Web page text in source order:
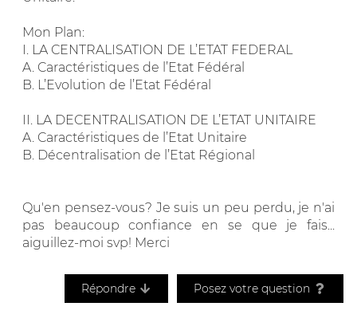
Mon Plan:
I. LA CENTRALISATION DE L’ETAT FEDERAL
A. Caractéristiques de l’Etat Fédéral
B. L’Evolution de l’Etat Fédéral
II. LA DECENTRALISATION DE L’ETAT UNITAIRE
A. Caractéristiques de l’Etat Unitaire
B. Décentralisation de l’Etat Régional
Qu'en pensez-vous? Je suis un peu perdu, je n'ai
pas beaucoup confiance en se que je fais...
aiguillez-moi svp! Merci
Répondre Posez votre question